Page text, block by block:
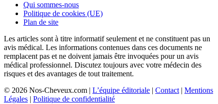
Qui sommes-nous
Politique de cookies (UE)
Plan de site
Les articles sont à titre informatif seulement et ne constituent pas un
avis médical. Les informations contenues dans ces documents ne
remplacent pas et ne doivent jamais être invoquées pour un avis
médical professionnel. Discutez toujours avec votre médecin des
risques et des avantages de tout traitement.
© 2026 Nos-Cheveux.com | L’équipe éditoriale Contact| Mentions
Légales
Politique de confidentialité